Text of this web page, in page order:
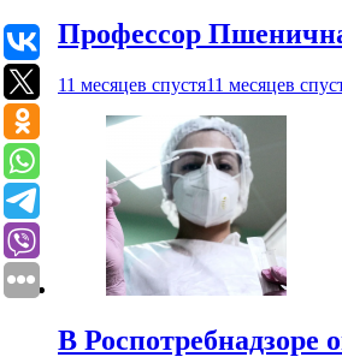
Профессор
11 месяцев спустя11 месяцев
В Роспотребнадзоре